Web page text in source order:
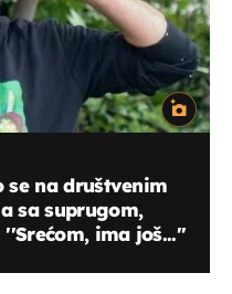
na društvenim
sa suprugom,
ima još...''